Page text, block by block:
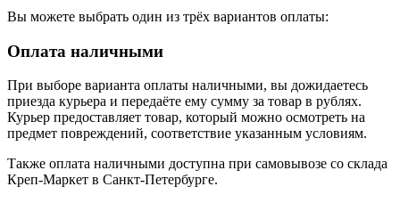
Вы можете выбрать один из трёх вариантов оплаты:
Оплата наличными
При выборе варианта оплаты наличными, вы дожидаетесь
приезда курьера и передаёте ему сумму за товар в рублях.
Курьер предоставляет товар, который можно осмотреть на
предмет повреждений, соответствие указанным условиям.
Также оплата наличными доступна при самовывозе со склада
Креп-Маркет в Санкт-Петербурге.